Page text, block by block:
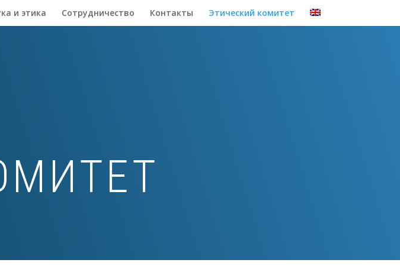
и этика Сотрудничество Контакты Этический комитет